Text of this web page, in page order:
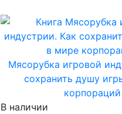
Мясорубка игровой
сохранить душу
корпораций
В наличии